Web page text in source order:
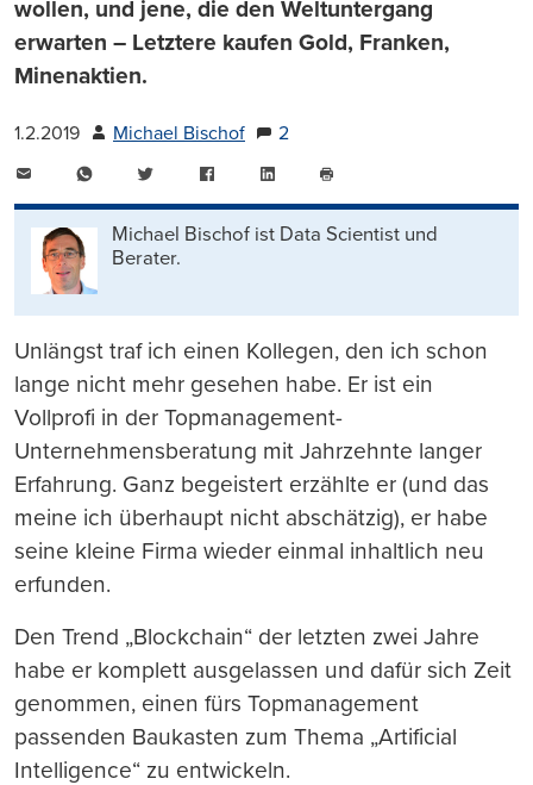
wollen, und jene, die den Weltuntergang
erwarten – Letztere kaufen Gold, Franken,
Minenaktien.
1.2.2019 Michael Bischof
2
WhatsAppTwitter FacebookLinkedIn
drucken
Michael Bischof ist Data Scientist und
Berater.
Unlängst traf ich einen Kollegen, den ich schon
lange nicht mehr gesehen habe. Er ist ein
Vollprofi in der Topmanagement-
Unternehmensberatung mit Jahrzehnte langer
Erfahrung. Ganz begeistert erzählte er (und das
meine ich überhaupt nicht abschätzig), er habe
seine kleine Firma wieder einmal inhaltlich neu
erfunden.
Den Trend „Blockchain“ der letzten zwei Jahre
habe er komplett ausgelassen und dafür sich Zeit
genommen, einen fürs Topmanagement
passenden Baukasten zum Thema „Artificial
Intelligence“ zu entwickeln.